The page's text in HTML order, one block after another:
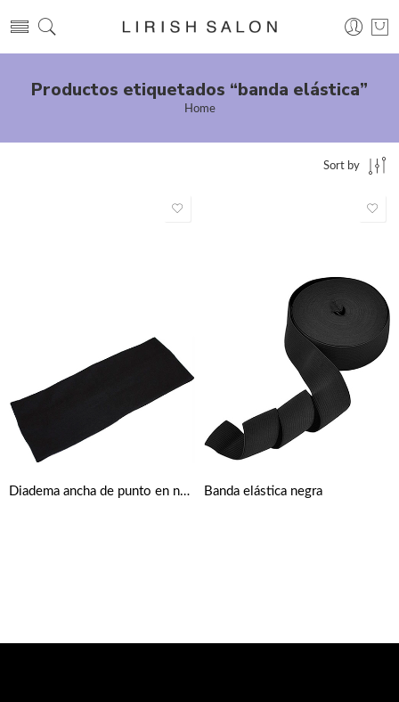
Productos etiquetados “banda elástica”
Home
Sort by
Diadema ancha de punto en negro Banda elástica negra